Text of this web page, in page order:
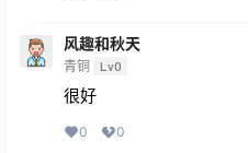
风趣和秋天
青铜 Lv0
很好
0 0